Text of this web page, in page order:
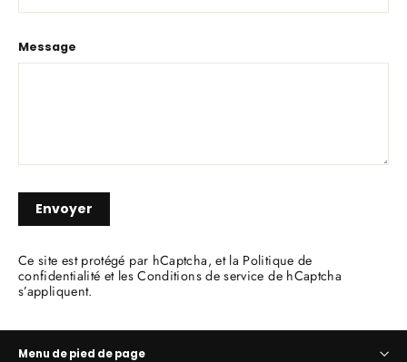
Message
Envoyer
Ce site est protégé par hCaptcha, et la Politique de
confidentialité et lesConditions de service de hCaptcha
s’appliquent.
Menu de pied de page